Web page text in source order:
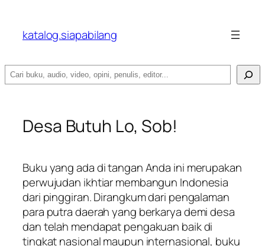
katalog.siapabilang
Search
Desa Butuh Lo, Sob!
Buku yang ada di tangan Anda ini merupakan
perwujudan ikhtiar membangun Indonesia
dari pinggiran. Dirangkum dari pengalaman
para putra daerah yang berkarya demi desa
dan telah mendapat pengakuan baik di
tingkat nasional maupun internasional, buku